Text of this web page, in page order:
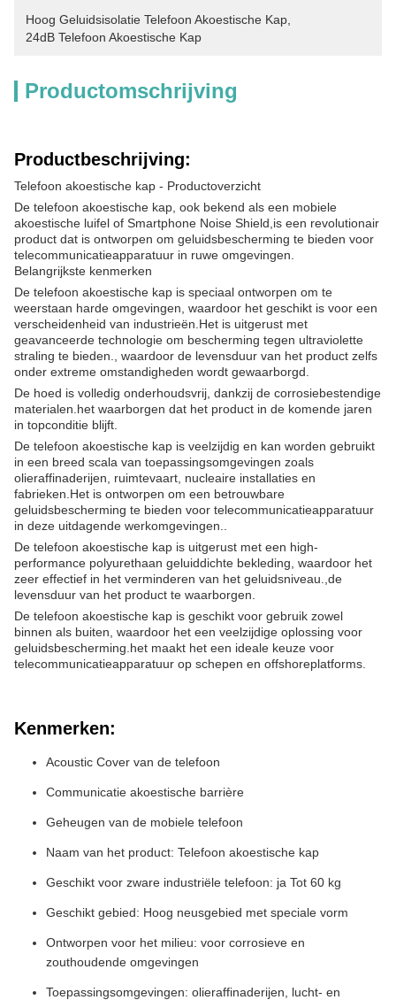
Hoog Geluidsisolatie Telefoon Akoestische Kap
24dB Telefoon Akoestische Kap
Productomschrijving
Productbeschrijving:
Telefoon akoestische kap - Productoverzicht
De telefoon akoestische kap, ook bekend als een mobiele
akoestische luifel of Smartphone Noise Shield,is een revolutionair
product dat is ontworpen om geluidsbescherming te bieden voor
telecommunicatieapparatuur in ruwe omgevingen.
Belangrijkste kenmerken
De telefoon akoestische kap is speciaal ontworpen om te
weerstaan harde omgevingen, waardoor het geschikt is voor een
verscheidenheid van industrieën.Het is uitgerust met
geavanceerde technologie om bescherming tegen ultraviolette
straling te bieden., waardoor de levensduur van het product zelfs
onder extreme omstandigheden wordt gewaarborgd.
De hoed is volledig onderhoudsvrij, dankzij de corrosiebestendige
materialen.het waarborgen dat het product in de komende jaren
in topconditie blijft.
De telefoon akoestische kap is veelzijdig en kan worden gebruikt
in een breed scala van toepassingsomgevingen zoals
olieraffinaderijen, ruimtevaart, nucleaire installaties en
fabrieken.Het is ontworpen om een betrouwbare
geluidsbescherming te bieden voor telecommunicatieapparatuur
in deze uitdagende werkomgevingen..
De telefoon akoestische kap is uitgerust met een high-
performance polyurethaan geluiddichte bekleding, waardoor het
zeer effectief in het verminderen van het geluidsniveau.,de
levensduur van het product te waarborgen.
De telefoon akoestische kap is geschikt voor gebruik zowel
binnen als buiten, waardoor het een veelzijdige oplossing voor
geluidsbescherming.het maakt het een ideale keuze voor
telecommunicatieapparatuur op schepen en offshoreplatforms.
Kenmerken:
Acoustic Cover van de telefoon
Communicatie akoestische barrière
Geheugen van de mobiele telefoon
Naam van het product: Telefoon akoestische kap
Geschikt voor zware industriële telefoon: ja Tot 60 kg
Geschikt gebied: Hoog neusgebied met speciale vorm
Ontworpen voor het milieu: voor corrosieve en
zouthoudende omgevingen
Toepassingsomgevingen: olieraffinaderijen, lucht- en